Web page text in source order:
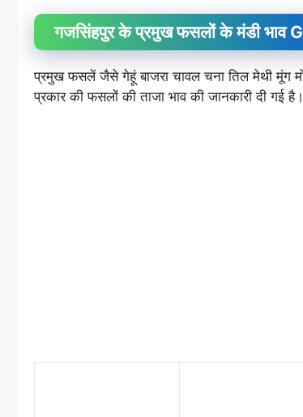
गजसिंहपुर के प्रमुख फसलों के मंडी
प्रमुख फसलें जैसे गेहूं बाजरा चावल चना तिल मेथी मूंग
प्रकार की फसलों की ताजा भाव की जानकारी दी गई है।